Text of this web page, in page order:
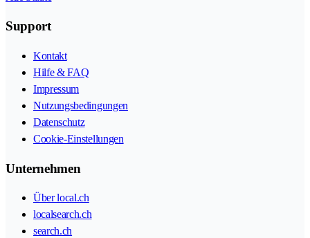
Support
Kontakt
Hilfe & FAQ
Impressum
Nutzungsbedingungen
Datenschutz
Cookie-Einstellungen
Unternehmen
Über local.ch
localsearch.ch
search.ch